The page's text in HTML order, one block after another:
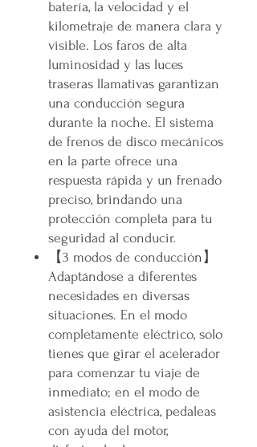
batería, la velocidad y el
kilometraje de manera clara y
visible. Los faros de alta
luminosidad y las luces
traseras llamativas garantizan
una conducción segura
durante la noche. El sistema
de frenos de disco mecánicos
en la parte ofrece una
respuesta rápida y un frenado
preciso, brindando una
protección completa para tu
seguridad al conducir.
【3 modos de conducción】
Adaptándose a diferentes
necesidades en diversas
situaciones. En el modo
completamente eléctrico, solo
tienes que girar el acelerador
para comenzar tu viaje de
inmediato; en el modo de
asistencia eléctrica, pedaleas
con ayuda del motor,